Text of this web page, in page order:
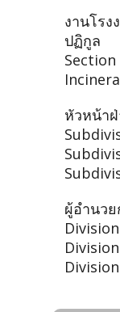
งานโร
ปฏิกูล
หัวหน้า
ผู้อำนวย
Division